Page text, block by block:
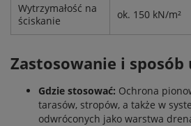
Wytrzymałość na
ściskanie
ok. 150 kN/m²
Zastosowanie i sposób
Gdzie stosować: Ochrona
tarasów, stropów, a także w
odwróconych jako warstwa